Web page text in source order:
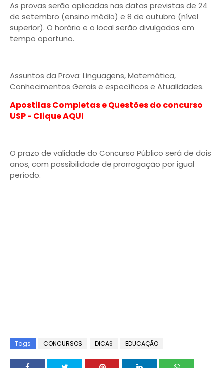
As provas serão aplicadas nas datas previstas de 24
de setembro (ensino médio) e 8 de outubro (nível
superior). O horário e o local serão divulgados em
tempo oportuno.
Assuntos da Prova: Linguagens, Matemática,
Conhecimentos Gerais e específicos e Atualidades.
Apostilas Completas e Questões do concurso
USP - Clique AQUI
O prazo de validade do Concurso Público será de dois
anos, com possibilidade de prorrogação por igual
período.
Tags CONCURSOS DICAS EDUCAÇÃO